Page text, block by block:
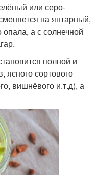
или серо-
на янтарный,
а с солнечной
полной и
ясного сортового
вишнёвого и.т.д), а